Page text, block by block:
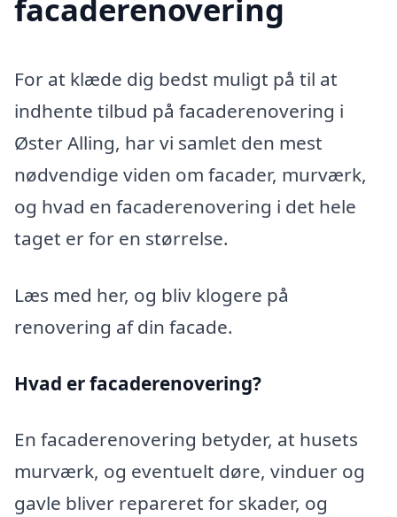
facaderenovering
For at klæde dig bedst muligt på til at
indhente tilbud på facaderenovering i
Øster Alling, har vi samlet den mest
nødvendige viden om facader, murværk,
og hvad en facaderenovering i det hele
taget er for en størrelse.
Læs med her, og bliv klogere på
renovering af din facade.
Hvad er facaderenovering?
En facaderenovering betyder, at husets
murværk, og eventuelt døre, vinduer og
gavle bliver repareret for skader, og